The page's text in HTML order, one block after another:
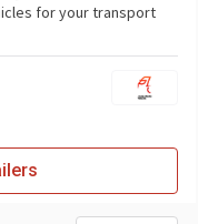
for your transport